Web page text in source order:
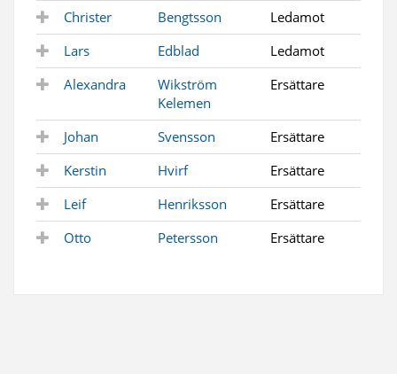
Christer
Bengtsson
Ledamot
Lars
Edblad
Ledamot
Alexandra
Wikström
Kelemen
Ersättare
Johan Svensson
Ersättare
Kerstin
Hvirf
Ersättare
Leif
Henriksson
Ersättare
Otto
Petersson Ersättare